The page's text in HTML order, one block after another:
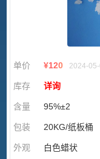
单价 ¥120 2024-
库存 详询
含量 95%±2
包装 20KG/纸板桶
外观 白色蜡状